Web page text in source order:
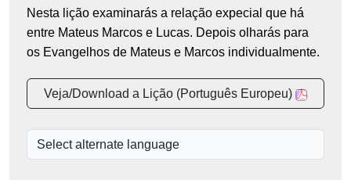
Nesta lição examinarás a relação expecial que há
entre Mateus Marcos e Lucas. Depois olharás para
os Evangelhos de Mateus e Marcos individualmente.
Veja/Download a Lição (Português Europeu)